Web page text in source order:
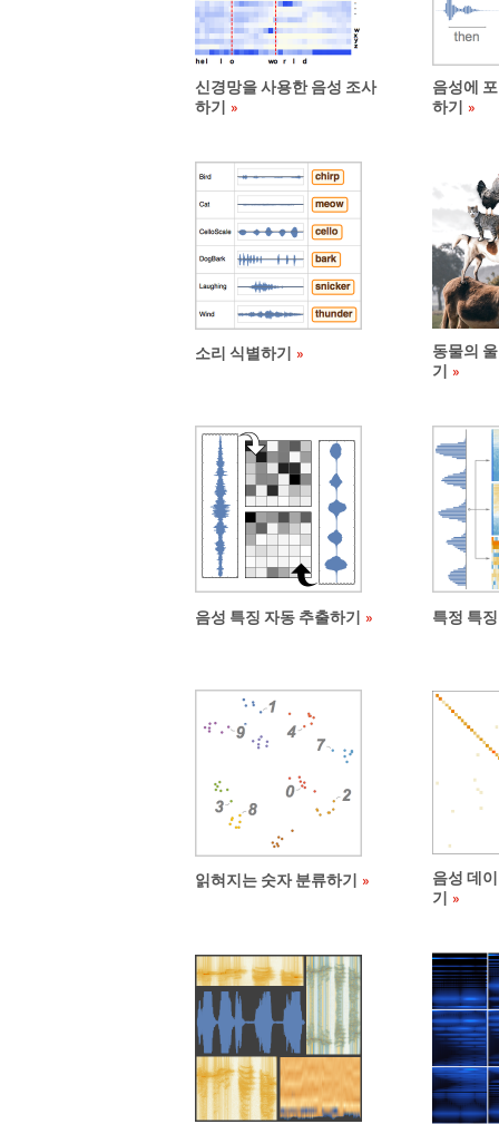
신경망을 사용한 음성 조사
하기
음성에
하기
소리 식별하기
동물의
기
음성 특징 자동 추출하기 특정 특
읽혀지는 숫자 분류하기
음성 데
기